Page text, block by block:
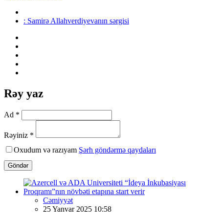
: Samirə Allahverdiyevanın sərgisi
Rəy yaz
Ad *
Rəyiniz *
Oxudum və razıyam Şərh göndərmə qaydaları
Göndər
Cəmiyyət
25 Yanvar 2025 10:58